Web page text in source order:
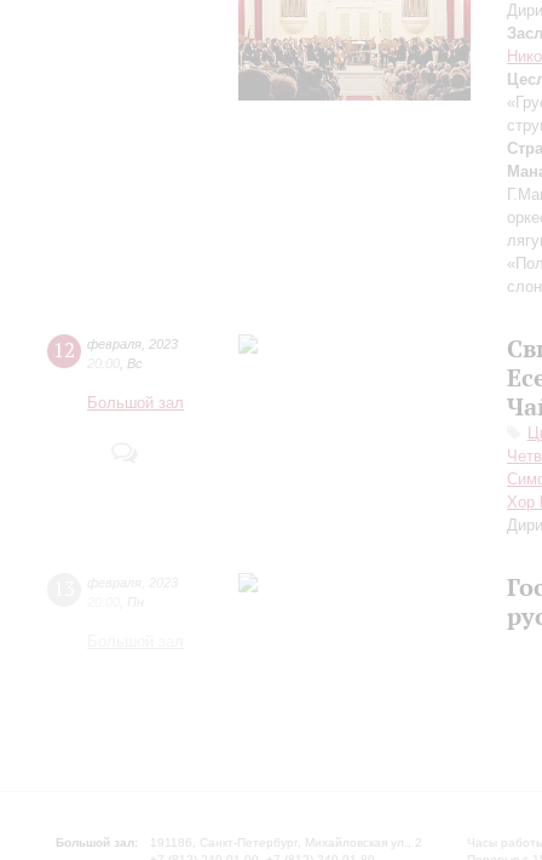
12 февраля 2023
20:00 Вс
Большой зал
Хор
Большой зал:
191186, Санкт-Петербург, Михайловская ул., 2
Часы